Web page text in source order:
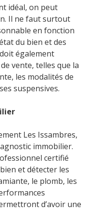
idéal, on peut
Il ne faut surtout
en fonction
du bien et des
également
vente, telles que la
les modalités de
suspensives.
Les Issambres,
immobilier.
certifié
et détecter les
le plomb, les
d’avoir une